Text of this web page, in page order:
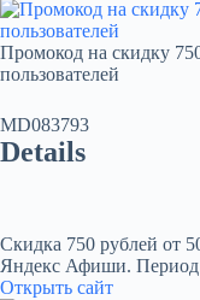
Промокод на скидку
пользователей
MD083793
Details
Скидка 750 рублей от
Яндекс Афиши. Период
Открыть сайт